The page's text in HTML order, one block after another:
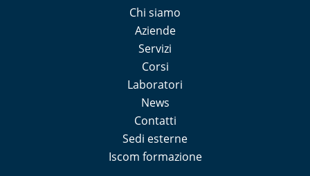
Chi siamo
Aziende
Servizi
Corsi
Laboratori
News
Contatti
Sedi esterne
Iscom formazione